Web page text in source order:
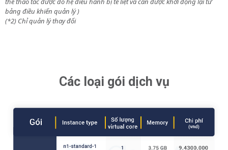
bảng điều khiển quản lý )
(*2) Chỉ quản lý thay đổi
Các loại gói dịch vụ